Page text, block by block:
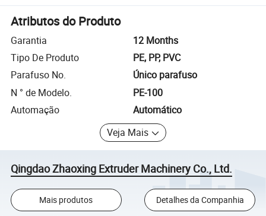
Atributos do Produto
Garantia
12 Months
Tipo De Produto
PE, PP, PVC
Parafuso No.
Único parafuso
N ° de Modelo.
PE-100
Automação
Automático
Veja Mais
Qingdao Zhaoxing Extruder Machinery Co., Ltd.
Mais produtos Detalhes da Companhia